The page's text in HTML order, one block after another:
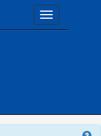
Toggle